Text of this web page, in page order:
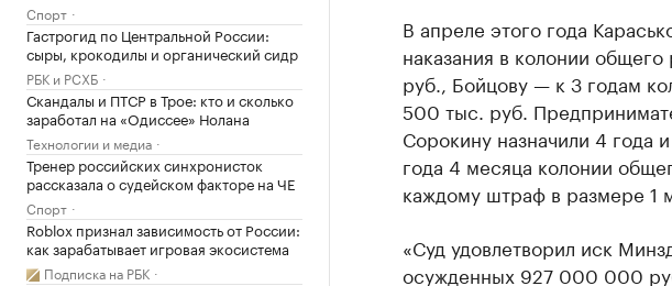
Спорт
Гастрогид по Центральной России:
сыры, крокодилы и органический сидр
РБК и РСХБ
Скандалы и ПТСР в Трое: кто и сколько
заработал на «Одиссее» Нолана
Технологии и медиа
Тренер российских синхронисток
рассказала о судейском факторе на ЧЕ
Спорт
Roblox признал зависимость от России:
как зарабатывает игровая экосистема
Подписка на РБК
В апреле этого года
наказания в колонии
руб., Бойцову — к 3 годам
500 тыс. руб.
Сорокину назначили 4 года
года 4 месяца колонии
каждому штраф в размере 1
«Суд удовлетворил иск
осужденных 927 000 000